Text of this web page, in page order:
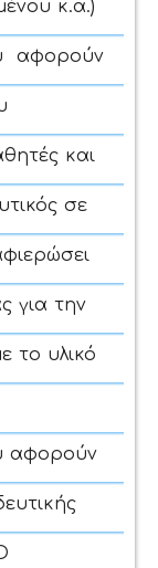
κ.α.)
αφορούν
και
σε
για την
το υλικό
αφορούν